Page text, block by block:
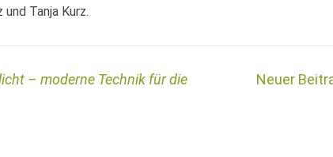
Tanja Kurz.
– moderne Technik für die